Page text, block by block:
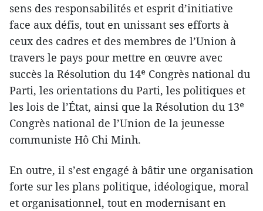
sens des responsabilités et esprit d’initiative
face aux défis, tout en unissant ses efforts à
ceux des cadres et des membres de l’Union à
travers le pays pour mettre en œuvre avec
succès la Résolution du 14ᵉ Congrès national du
Parti, les orientations du Parti, les politiques et
les lois de l’État, ainsi que la Résolution du 13ᵉ
Congrès national de l’Union de la jeunesse
communiste Hô Chi Minh.
En outre, il s’est engagé à bâtir une organisation
forte sur les plans politique, idéologique, moral
et organisationnel, tout en modernisant en